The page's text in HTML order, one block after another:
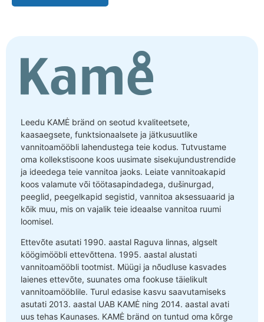
Leedu KAMĖ bränd on seotud kvaliteetsete,
kaasaegsete, funktsionaalsete ja jätkusuutlike
vannitoamööbli lahendustega teie kodus. Tutvustame
oma kollekstisoone koos uusimate sisekujundustrendide
ja ideedega teie vannitoa jaoks. Leiate vannitoakapid
koos valamute või töötasapindadega, dušinurgad,
peeglid, peegelkapid segistid, vannitoa aksessuaarid ja
kõik muu, mis on vajalik teie ideaalse vannitoa ruumi
loomisel.
Ettevõte asutati 1990. aastal Raguva linnas, algselt
köögimööbli ettevõttena. 1995. aastal alustati
vannitoamööbli tootmist. Müügi ja nõudluse kasvades
laienes ettevõte, suunates oma fookuse täielikult
vannitoamööblile. Turul edasise kasvu saavutamiseks
asutati 2013. aastal UAB KAMĖ ning 2014. aastal avati
uus tehas Kaunases. KAMĖ bränd on tuntud oma kõrge